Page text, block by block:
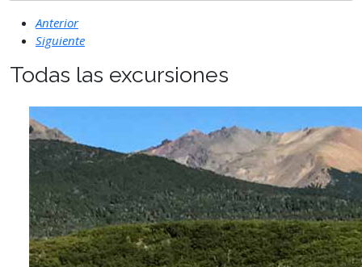
Anterior
Siguiente
Todas las excursiones